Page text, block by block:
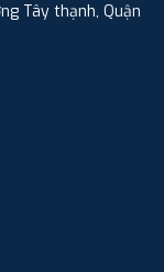
Tây thạnh, Quận